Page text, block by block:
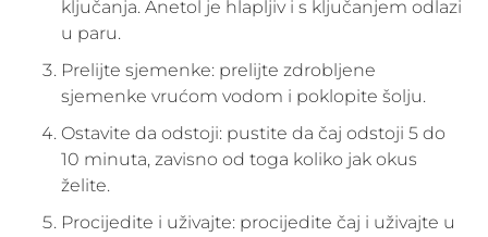
ključanja. Anetol je hlapljiv i s ključanjem odlazi
u paru.
Prelijte sjemenke: prelijte zdrobljene
sjemenke vrućom vodom i poklopite šolju.
Ostavite da odstoji: pustite da čaj odstoji 5 do
10 minuta, zavisno od toga koliko jak okus
želite.
Procijedite i uživajte: procijedite čaj i uživajte u